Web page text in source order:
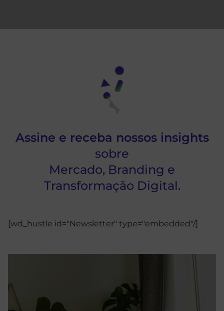
Assine e receba nossos insights
sobre
Mercado, Branding e
Transformação Digital.
[wd_hustle id="Newsletter" type="embedded"/]